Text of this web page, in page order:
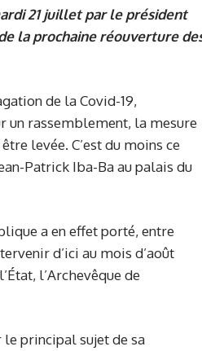
21 juillet par le président
la prochaine réouverture
de la Covid-19,
un rassemblement, la mesure
levée. C’est du moins ce
Patrick Iba-Ba au palais du
a en effet porté, entre
d’ici au mois d’août
l’Archevêque de
principal sujet de sa